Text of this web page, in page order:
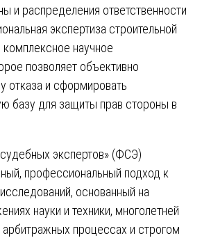
и распределения ответственности
экспертиза строительной
научное
позволяет объективно
отказа и сформировать
базу для защиты прав стороны в
экспертов» (ФСЭ)
профессиональный подход к
основанный на
науки и техники, многолетней
арбитражных процессах и строгом